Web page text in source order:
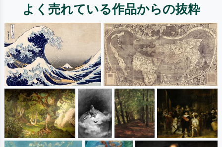
よく売れている作品からの抜粋